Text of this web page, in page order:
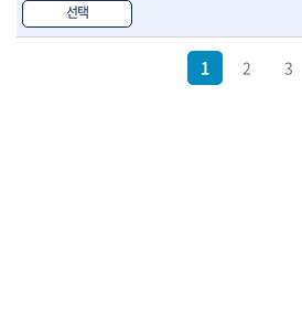
선택
1 2 3